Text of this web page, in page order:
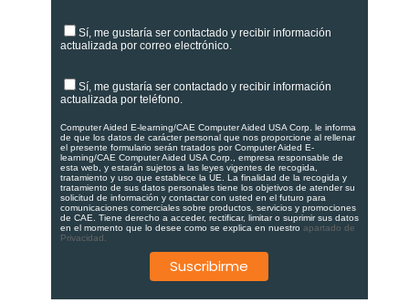
Sí, me gustaría ser contactado y recibir información
actualizada por correo electrónico.
Sí, me gustaría ser contactado y recibir información
actualizada por teléfono.
Computer Aided E-learning/CAE Computer Aided USA Corp. le informa
de que los datos de carácter personal que nos proporcione al rellenar
el presente formulario serán tratados por Computer Aided E-
learning/CAE Computer Aided USA Corp., empresa responsable de
esta web, y estarán sujetos a las leyes vigentes de recogida,
tratamiento y uso que establece la UE. La finalidad de la recogida y
tratamiento de sus datos personales tiene los objetivos de atender su
solicitud de información y contactar con usted en el futuro para
comunicaciones comerciales sobre productos, servicios y promociones
de CAE. Tiene derecho a acceder, rectificar, limitar o suprimir sus datos
en el momento que lo desee como se explica en nuestro apartado de
Privacidad.